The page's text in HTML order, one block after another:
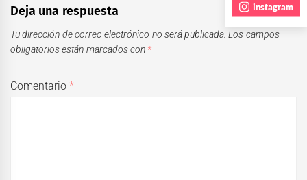
Deja una respuesta
Tu dirección de correo electrónico no será publicada. Los campos
obligatorios están marcados con *
Comentario*
instagram